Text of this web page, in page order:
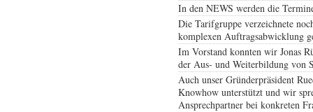
In den NEWS werden die
Die Tarifgruppe verzeichnete
komplexen Auftragsabwicklung
Im Vorstand konnten wir Jonas
der Aus- und Weiterbildung von
Auch unser Gründerpräsident
Knowhow unterstützt und wir
Ansprechpartner bei konkreten